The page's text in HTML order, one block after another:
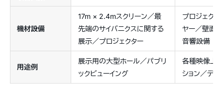
機材設備
17m × 2.4mスクリーン／最
先端のサイバニクスに関する
展示／プロジェクター
プロジェク
ヤー／壁面
音響設備
用途例
展示用の大型ホール／パブリ
ックビューイング
各種映像上
ション／デモ